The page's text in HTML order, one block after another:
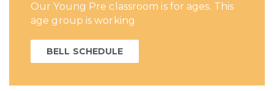
Our Young Pre classroom is for ages. This
age group is working
BELL SCHEDULE